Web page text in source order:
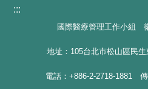
:::
國際醫療管理工作小組
地址：105台北市松山區民
電話：+886-2-2718-1881